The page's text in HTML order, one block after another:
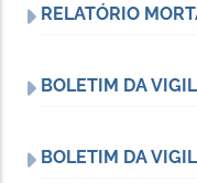
RELATÓRIO
BOLETIM DA
BOLETIM DA